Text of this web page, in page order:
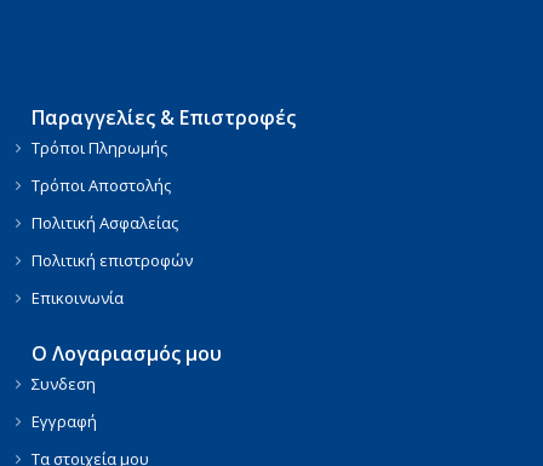
Παραγγελίες & Επιστροφές
Τρόποι Πληρωμής
Τρόποι Αποστολής
Πολιτική Ασφαλείας
Πολιτική επιστροφών
Επικοινωνία
Ο Λογαριασμός μου
Συνδεση
Εγγραφή
Τα στοιχεία μου